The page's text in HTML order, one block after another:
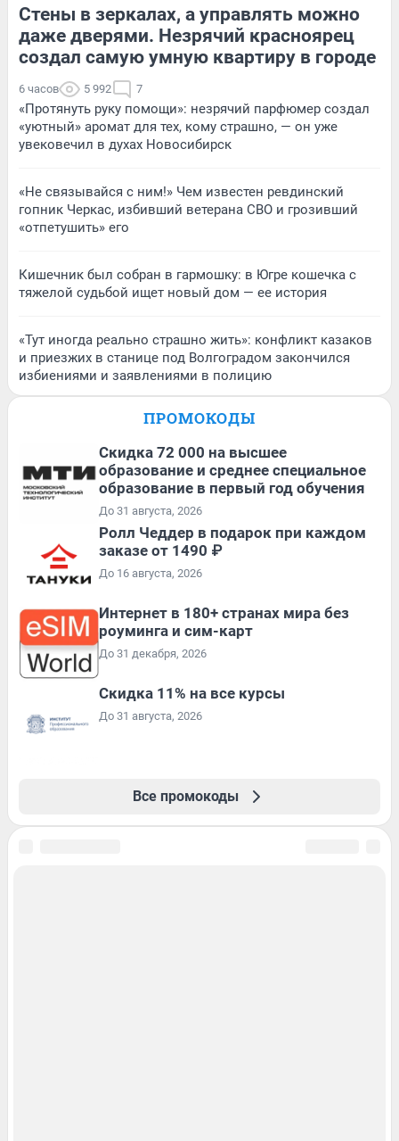
Стены в зеркалах, а управлять можно
даже дверями. Незрячий красноярец
создал самую умную квартиру в городе
6 часов 5 992 7
«Протянуть руку помощи»: незрячий парфюмер создал
«уютный» аромат для тех, кому страшно, — он уже
увековечил в духах Новосибирск
«Не связывайся с ним!» Чем известен ревдинский
гопник Черкас, избивший ветерана СВО и грозивший
«отпетушить» его
Кишечник был собран в гармошку: в Югре кошечка с
тяжелой судьбой ищет новый дом — ее история
«Тут иногда реально страшно жить»: конфликт казаков
и приезжих в станице под Волгоградом закончился
избиениями и заявлениями в полицию
ПРОМОКОДЫ
Скидка 72 000 на высшее
образование и среднее специальное
образование в первый год обучения
До 31 августа, 2026
Ролл Чеддер в подарок при каждом
заказе от 1490 ₽
До 16 августа, 2026
Интернет в 180+ странах мира без
роуминга и сим-карт
До 31 декабря, 2026
Скидка 11% на все курсы
До 31 августа, 2026
Все промокоды